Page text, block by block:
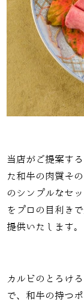
当店がご提案す
た和牛の肉質そ
のシンプルなセ
をプロの目利き
提供いたします。
カルビのとろけ
で、和牛の持つ